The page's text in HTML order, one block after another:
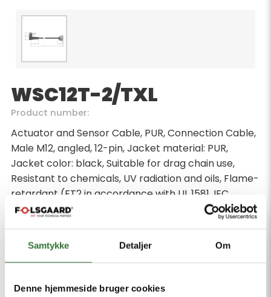
Samtykke Detaljer Om
Denne hjemmeside bruger cookies
WSC12T-2/TXL
Product number:
Actuator and Sensor Cable, PUR, Connection Cable,
Male M12, angled, 12-pin, Jacket material: PUR,
Jacket color: black, Suitable for drag chain use,
Resistant to chemicals, UV radiation and oils, Flame-
retardant (FT2 in accordance with UL 1581, IEC
60332-2-2), Free from halogen, silicone, PVC and
LABS, Particularly resistant to abrasion, Approval:
cULus, RoHS-compliant, Protection class: IP67, IP69K,
Cable length 2 m